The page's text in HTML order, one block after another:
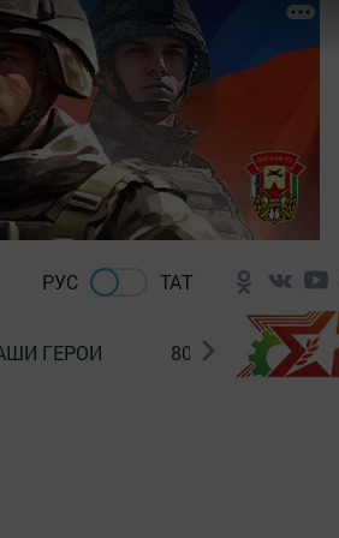
РУС ТАТ
ГЕРОИ 80 ЛЕТ ПОБЕДЫ!